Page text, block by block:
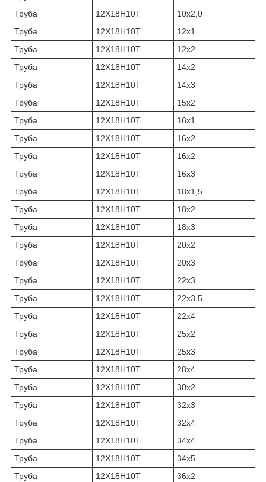
Труба
12Х18Н10Т
10х2,0
Труба
12Х18Н10Т
12х1
Труба
12Х18Н10Т
12х2
Труба
12Х18Н10Т
14х2
Труба
12Х18Н10Т
14х3
Труба
12Х18Н10Т
15х2
Труба
12Х18Н10Т
16х1
Труба
12Х18Н10Т
16х2
Труба
12Х18Н10Т
16х2
Труба
12Х18Н10Т
16х3
Труба
12Х18Н10Т
18х1,5
Труба
12Х18Н10Т
18х2
Труба
12Х18Н10Т
18х3
Труба
12Х18Н10Т
20х2
Труба
12Х18Н10Т
20х3
Труба
12Х18Н10Т
22х3
Труба
12Х18Н10Т
22х3,5
Труба
12Х18Н10Т
22х4
Труба
12Х18Н10Т
25х2
Труба
12Х18Н10Т
25х3
Труба
12Х18Н10Т
28х4
Труба
12Х18Н10Т
30х2
Труба
12Х18Н10Т
32х3
Труба
12Х18Н10Т
32х4
Труба
12Х18Н10Т
34х4
Труба
12Х18Н10Т
34х5
Труба
12Х18Н10Т
36х2